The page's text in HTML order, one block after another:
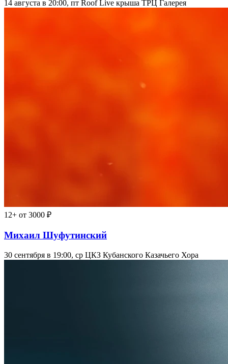
14 августа в 20:00, пт Roof Live крыша ТРЦ Галерея
12+ от 3000 ₽
Михаил Шуфутинский
30 сентября в 19:00, ср ЦКЗ Кубанского Казачьего Хора